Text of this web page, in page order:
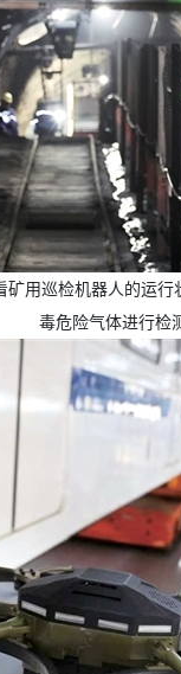
用巡检机器人的运
毒危险气体进行检